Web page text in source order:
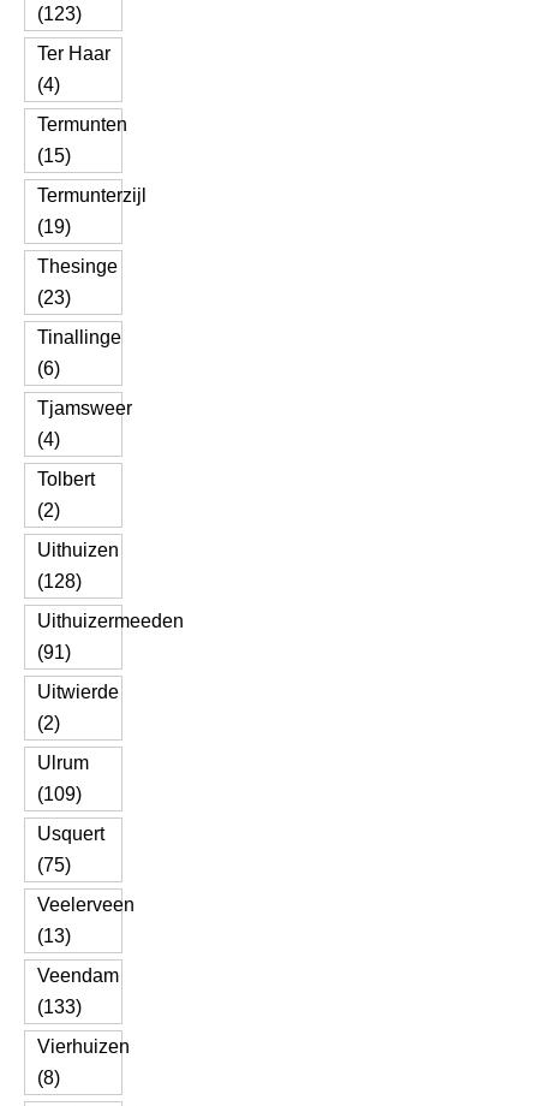
(123)
Ter Haar
(4)
Termunten
(15)
Termunterzijl
(19)
Thesinge
(23)
Tinallinge
(6)
Tjamsweer
(4)
Tolbert
(2)
Uithuizen
(128)
Uithuizermeeden
(91)
Uitwierde
(2)
Ulrum
(109)
Usquert
(75)
Veelerveen
(13)
Veendam
(133)
Vierhuizen
(8)